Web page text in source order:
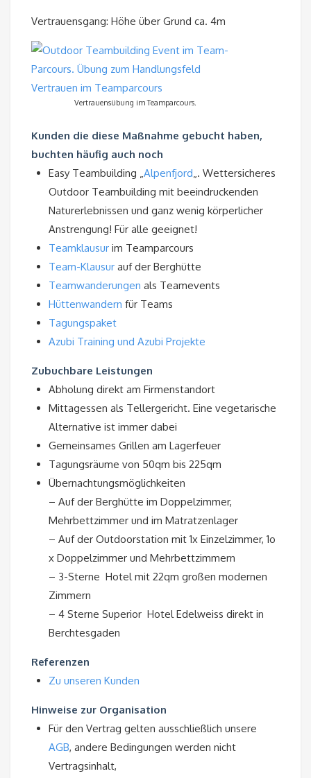
Vertrauensgang: Höhe über Grund ca. 4m
Vertrauensübung im Teamparcours.
Kunden die diese Maßnahme gebucht haben,
buchten häufig auch noch
Easy Teambuilding „Alpenfjord„. Wettersicheres
Outdoor Teambuilding mit beeindruckenden
Naturerlebnissen und ganz wenig körperlicher
Anstrengung! Für alle geeignet!
Teamklausur im Teamparcours
Team-Klausur auf der Berghütte
Teamwanderungen als Teamevents
Hüttenwandern für Teams
Tagungspaket
Azubi Training und Azubi Projekte
Zubuchbare Leistungen
Abholung direkt am Firmenstandort
Mittagessen als Tellergericht. Eine vegetarische
Alternative ist immer dabei
Gemeinsames Grillen am Lagerfeuer
Tagungsräume von 50qm bis 225qm
Übernachtungsmöglichkeiten
– Auf der Berghütte im Doppelzimmer,
Mehrbettzimmer und im Matratzenlager
– Auf der Outdoorstation mit 1x Einzelzimmer, 1o
x Doppelzimmer und Mehrbettzimmern
– 3-Sterne Hotel mit 22qm großen modernen
Zimmern
– 4 Sterne Superior Hotel Edelweiss direkt in
Berchtesgaden
Referenzen
Zu unseren Kunden
Hinweise zur Organisation
Für den Vertrag gelten ausschließlich unsere
AGB, andere Bedingungen werden nicht
Vertragsinhalt,